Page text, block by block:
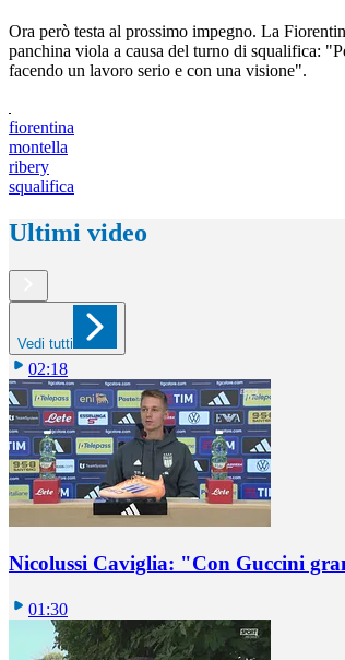
Ora però testa al prossimo impegno. La
panchina viola a causa del turno di squalifica:
facendo un lavoro serio e con una visione".
fiorentina
montella
ribery
squalifica
Ultimi video
Vedi tutti
02:18
Nicolussi Caviglia: "Con Guccini
01:30